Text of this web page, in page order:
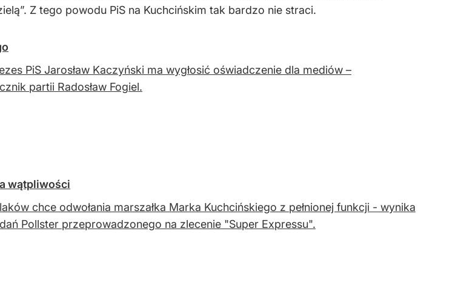
Z tego powodu PiS na Kuchcińskim tak bardzo nie straci.
PiS Jarosław Kaczyński ma wygłosić oświadczenie dla mediów –
partii Radosław Fogiel.
wątpliwości
chce odwołania marszałka Marka Kuchcińskiego z pełnionej funkcji - wynika
Pollster przeprowadzonego na zlecenie "Super Expressu".